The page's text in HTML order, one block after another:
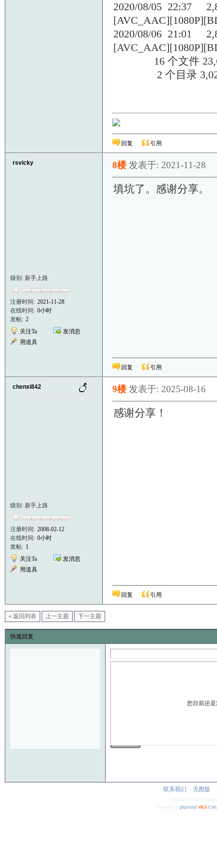
2020/08/05 22:37
2020/08/06 21:01
16 个文件
2 个目录
回复 引用
rsvicky
级别: 新手上路
注册时间: 2021-11-28
在线时间: 0小时
发帖: 2
关注Ta
发消息
用道具
8楼 发表于: 2021-11-28
填坑了。感谢分享。
回复 引用
chenxi842
级别: 新手上路
注册时间: 2008-02-12
在线时间: 0小时
发帖: 1
关注Ta
发消息
用道具
9楼 发表于: 2025-08-16
感谢分享！
回复 引用
« 返回列表 上一主题 下一主题
快速回复
您目前还
联系我们 无图版
Total 0.014121(s)
Powered byphpwind v8.5